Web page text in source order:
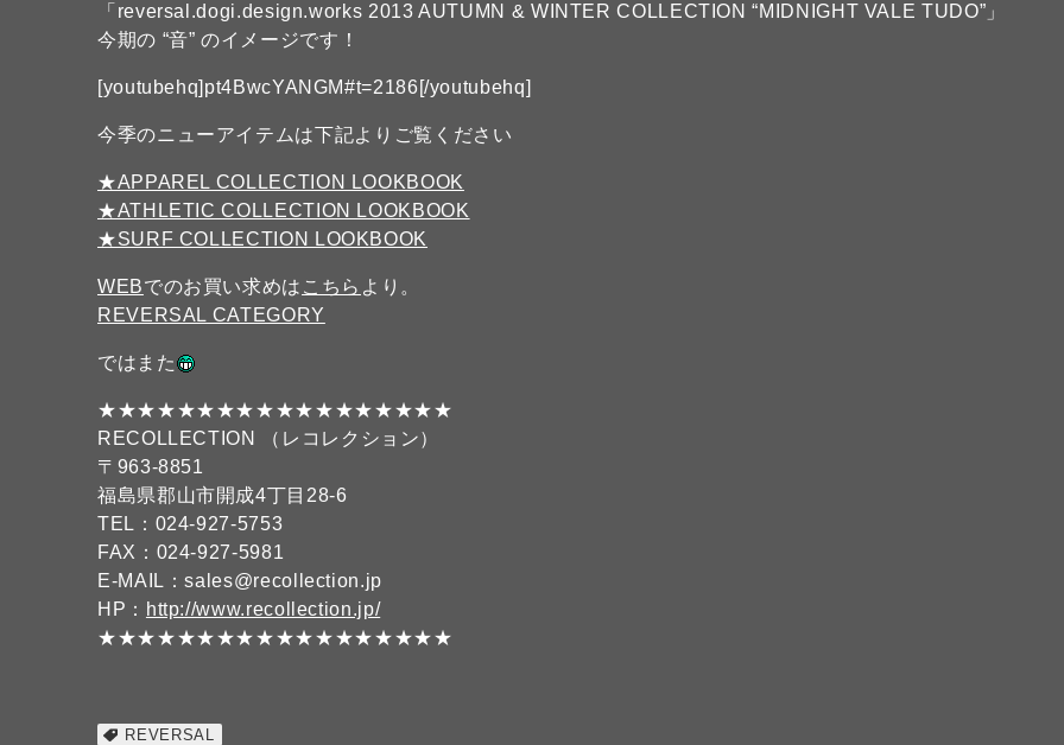
「reversal.dogi.design.works 2013 AUTUMN & WINTER COLLECTION “MIDNIGHT VALE TUDO”」
今期の “音” のイメージです！
[youtubehq]pt4BwcYANGM#t=2186[/youtubehq]
今季のニューアイテムは下記よりご覧ください
★APPAREL COLLECTION LOOKBOOK
★ATHLETIC COLLECTION LOOKBOOK
★SURF COLLECTION LOOKBOOK
WEBでのお買い求めは こちら より。
REVERSAL CATEGORY
ではまた
★★★★★★★★★★★★★★★★★★
RECOLLECTION （レコレクション）
〒963-8851
福島県郡山市開成4丁目28-6
TEL：024-927-5753
FAX：024-927-5981
E-MAIL：sales@recollection.jp
HP： http://www.recollection.jp/
★★★★★★★★★★★★★★★★★★
REVERSAL